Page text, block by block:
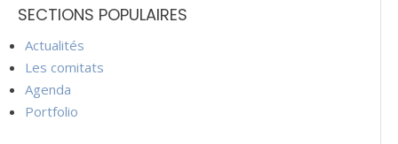
SECTIONS POPULAIRES
Actualités
Les comitats
Agenda
Portfolio